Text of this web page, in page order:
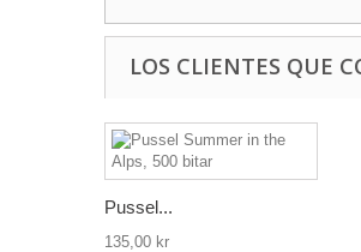
LOS CLIENTES QUE
Pussel...
135,00 kr